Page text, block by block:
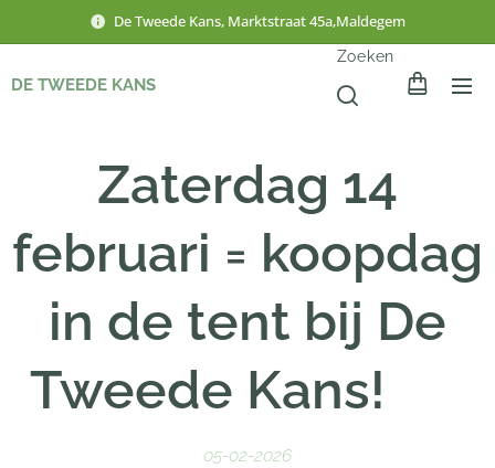
De Tweede Kans, Marktstraat 45a,Maldegem
DE TWEEDE KANS
Zoeken
Zaterdag 14
februari = koopdag
in de tent bij De
Tweede Kans! 💛
05-02-2026